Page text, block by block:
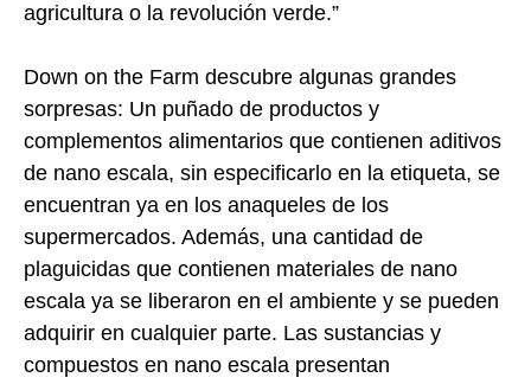
agricultura o la revolución verde.”
Down on the Farm descubre algunas grandes
sorpresas: Un puñado de productos y
complementos alimentarios que contienen aditivos
de nano escala, sin especificarlo en la etiqueta, se
encuentran ya en los anaqueles de los
supermercados. Además, una cantidad de
plaguicidas que contienen materiales de nano
escala ya se liberaron en el ambiente y se pueden
adquirir en cualquier parte. Las sustancias y
compuestos en nano escala presentan